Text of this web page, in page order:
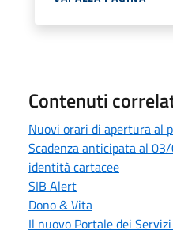
Contenuti
Nuovi orari di apertura al
Scadenza anticipata al
identità cartacee
SIB Alert
Dono & Vita
Il nuovo Portale dei